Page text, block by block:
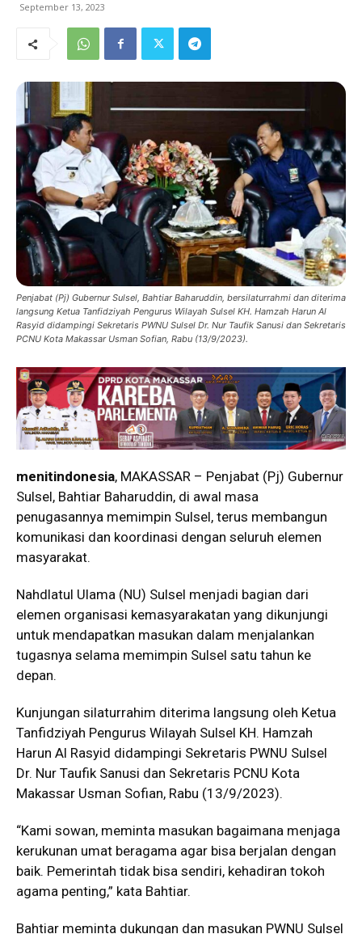
September 13, 2023
Penjabat (Pj) Gubernur Sulsel, Bahtiar Baharuddin, bersilaturrahmi dan diterima
langsung Ketua Tanfidziyah Pengurus Wilayah Sulsel KH. Hamzah Harun Al
Rasyid didampingi Sekretaris PWNU Sulsel Dr. Nur Taufik Sanusi dan Sekretaris
PCNU Kota Makassar Usman Sofian, Rabu (13/9/2023).
menitindonesia, MAKASSAR – Penjabat (Pj) Gubernur
Sulsel, Bahtiar Baharuddin, di awal masa
penugasannya memimpin Sulsel, terus membangun
komunikasi dan koordinasi dengan seluruh elemen
masyarakat.
Nahdlatul Ulama (NU) Sulsel menjadi bagian dari
elemen organisasi kemasyarakatan yang dikunjungi
untuk mendapatkan masukan dalam menjalankan
tugasnya selama memimpin Sulsel satu tahun ke
depan.
Kunjungan silaturrahim diterima langsung oleh Ketua
Tanfidziyah Pengurus Wilayah Sulsel KH. Hamzah
Harun Al Rasyid didampingi Sekretaris PWNU Sulsel
Dr. Nur Taufik Sanusi dan Sekretaris PCNU Kota
Makassar Usman Sofian, Rabu (13/9/2023).
“Kami sowan, meminta masukan bagaimana menjaga
kerukunan umat beragama agar bisa berjalan dengan
baik. Pemerintah tidak bisa sendiri, kehadiran tokoh
agama penting,” kata Bahtiar.
Bahtiar meminta dukungan dan masukan PWNU Sulsel